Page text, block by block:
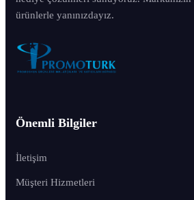
ürünlerle yanınızdayız.
Önemli Bilgiler
İletişim
Müşteri Hizmetleri